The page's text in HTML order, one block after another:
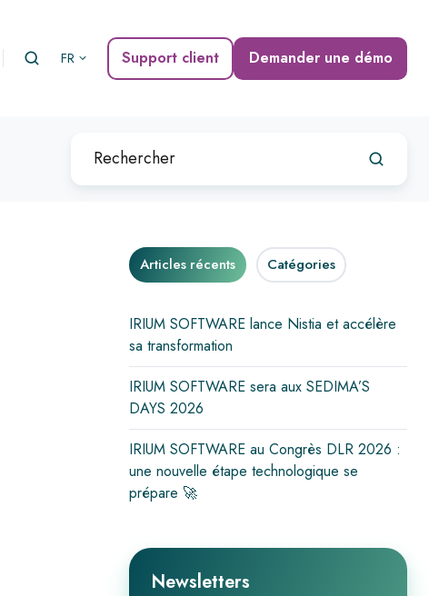
FR Support client Demander une démo
Articles récents Catégories
IRIUM SOFTWARE lance Nistia et accélère
sa transformation
IRIUM SOFTWARE sera aux SEDIMA’S
DAYS 2026
IRIUM SOFTWARE au Congrès DLR 2026 :
une nouvelle étape technologique se
prépare 🚀
Newsletters